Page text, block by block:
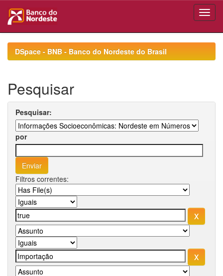
navigationDSpace - BNB - Banco do Nordeste do Brasil
Pesquisar
Pesquisar:
por
Filtros correntes: